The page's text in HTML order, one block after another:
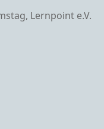
Lernpoint e.V.